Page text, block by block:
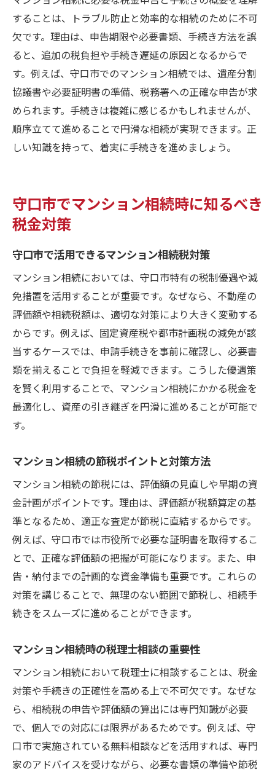
守口市の相談窓口とマンション相続の連携
マンション相続で押さえておきたい税務情
報
無料相談を活用したマンション相続知識の
習得
マンション相続に強い税理士選びのポイン
ト
マンション相続税の手続きと相談先を紹介
無料相談窓口でマンション相続税を確認
マンション相続税手続きの効率化ポイント
相談先との連携で進めるマンション相続税
対策
マンション相続税の疑問を相談で解決する
方法
することは、トラブル防止と効率的な相続のために不可
欠です。理由は、申告期限や必要書類、手続き方法を誤
ると、追加の税負担や手続き遅延の原因となるからで
す。例えば、守口市でのマンション相続では、遺産分割
協議書や必要証明書の準備、税務署への正確な申告が求
められます。手続きは複雑に感じるかもしれませんが、
順序立てて進めることで円滑な相続が実現できます。正
しい知識を持って、着実に手続きを進めましょう。
守口市でマンション相続時に知るべき
税金対策
守口市で活用できるマンション相続税対策
マンション相続においては、守口市特有の税制優遇や減
免措置を活用することが重要です。なぜなら、不動産の
評価額や相続税額は、適切な対策により大きく変動する
からです。例えば、固定資産税や都市計画税の減免が該
当するケースでは、申請手続きを事前に確認し、必要書
類を揃えることで負担を軽減できます。こうした優遇策
を賢く利用することで、マンション相続にかかる税金を
最適化し、資産の引き継ぎを円滑に進めることが可能で
す。
マンション相続の節税ポイントと対策方法
マンション相続の節税には、評価額の見直しや早期の資
金計画がポイントです。理由は、評価額が税額算定の基
準となるため、適正な査定が節税に直結するからです。
例えば、守口市では市役所で必要な証明書を取得するこ
とで、正確な評価額の把握が可能になります。また、申
告・納付までの計画的な資金準備も重要です。これらの
対策を講じることで、無理のない範囲で節税し、相続手
続きをスムーズに進めることができます。
マンション相続時の税理士相談の重要性
マンション相続において税理士に相談することは、税金
対策や手続きの正確性を高める上で不可欠です。なぜな
ら、相続税の申告や評価額の算出には専門知識が必要
で、個人での対応には限界があるためです。例えば、守
口市で実施されている無料相談などを活用すれば、専門
家のアドバイスを受けながら、必要な書類の準備や節税